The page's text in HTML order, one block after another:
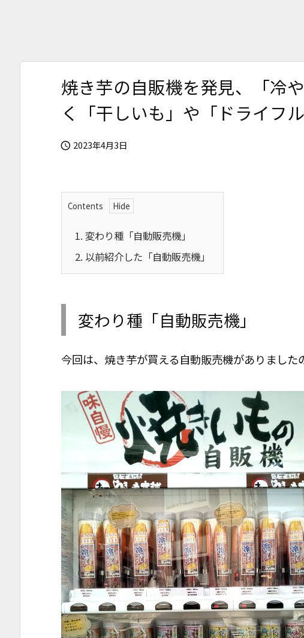
焼き芋の自販機を発見、「冷
く「干しいも」や「ドライフ
 2023年4月3日
Contents
1. 変わり種「自動販売機」
2. 以前紹介した「自動販売機」
変わり種「自動販売機」
今回は、焼き芋が買える自動販売機がありました